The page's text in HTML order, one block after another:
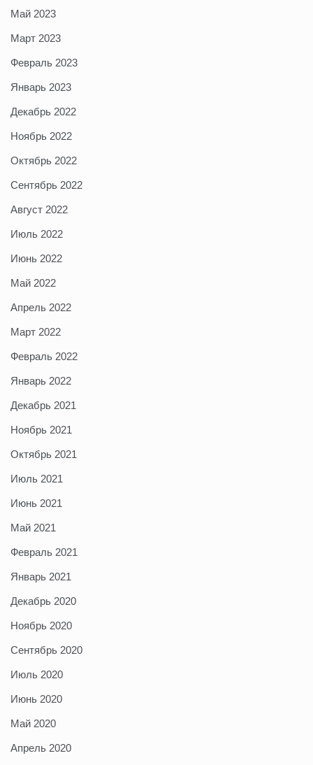
Май 2023
Март 2023
Февраль 2023
Январь 2023
Декабрь 2022
Ноябрь 2022
Октябрь 2022
Сентябрь 2022
Август 2022
Июль 2022
Июнь 2022
Май 2022
Апрель 2022
Март 2022
Февраль 2022
Январь 2022
Декабрь 2021
Ноябрь 2021
Октябрь 2021
Июль 2021
Июнь 2021
Май 2021
Февраль 2021
Январь 2021
Декабрь 2020
Ноябрь 2020
Сентябрь 2020
Июль 2020
Июнь 2020
Май 2020
Апрель 2020